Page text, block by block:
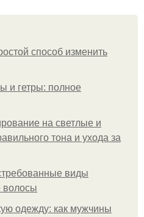
способ изменить
и гетры: полное
на светлые и
тона и ухода за
виды
волосы
одежду: как мужчины